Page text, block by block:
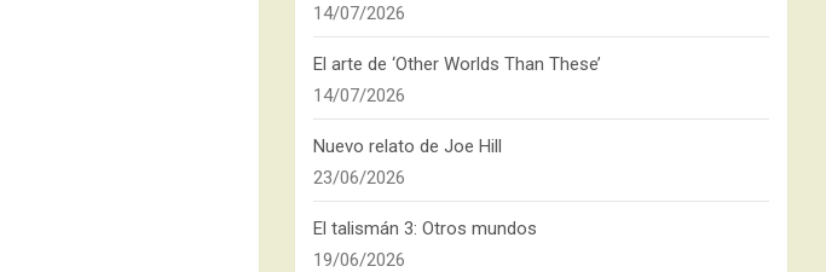
14/07/2026
El arte de ‘Other Worlds Than These’
14/07/2026
Nuevo relato de Joe Hill
23/06/2026
El talismán 3: Otros mundos
19/06/2026